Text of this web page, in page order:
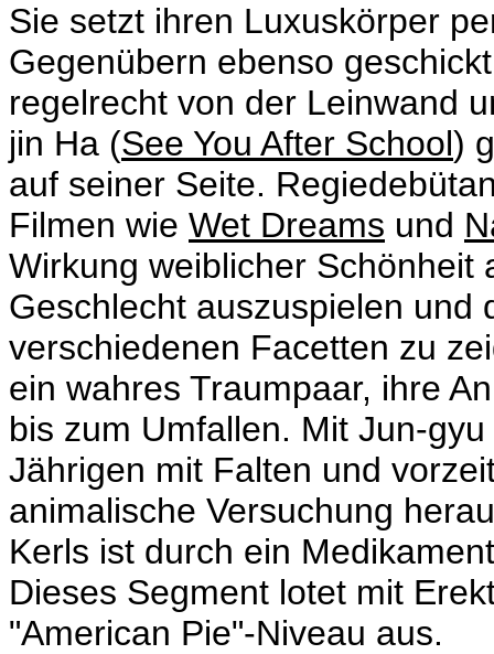
Sie setzt ihren Luxuskörper
Gegenübern ebenso
regelrecht von der Leinwand
jin Ha (See You After School)
auf seiner Seite.
Filmen wie Wet Dreams und
Wirkung weiblicher Schönheit
Geschlecht auszuspielen und
verschiedenen Facetten zu
ein wahres Traumpaar, ihre
bis zum Umfallen. Mit Jun-
Jährigen mit Falten und
animalische Versuchung
Kerls ist durch ein
Dieses Segment lotet mit
"American Pie"-Niveau aus.